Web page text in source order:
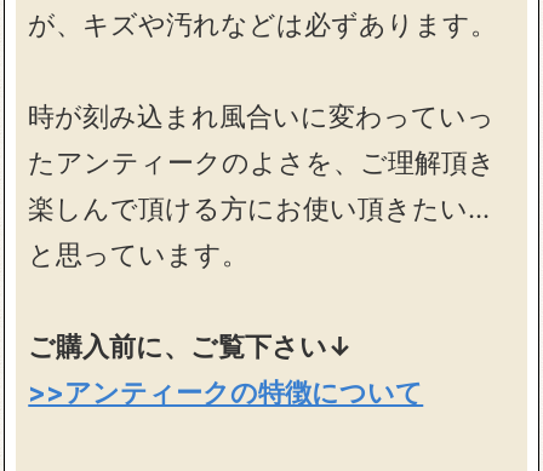
が、キズや汚れなどは必ずあります。
時が刻み込まれ風合いに変わっていっ
たアンティークのよさを、ご理解頂き
楽しんで頂ける方にお使い頂きたい…
と思っています。
ご購入前に、ご覧下さい↓
>>アンティークの特徴について